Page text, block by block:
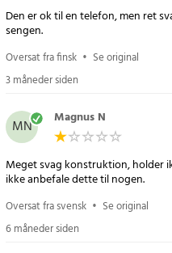
Den er ok til en telefon, men ret
sengen.
Oversat fra finsk • Se original
3 måneder siden
MN Magnus N
Meget svag konstruktion, holder
ikke anbefale dette til nogen.
Oversat fra svensk • Se original
6 måneder siden